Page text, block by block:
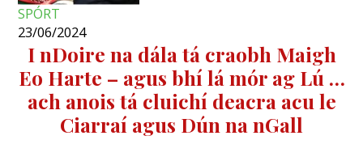
SPÓRT
23/06/2024
I nDoire na dála tá craobh Maigh
Eo Harte – agus bhí lá mór ag Lú …
ach anois tá cluichí deacra acu le
Ciarraí agus Dún na nGall